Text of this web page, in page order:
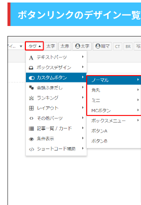
ボタンリンクのデザイン一覧